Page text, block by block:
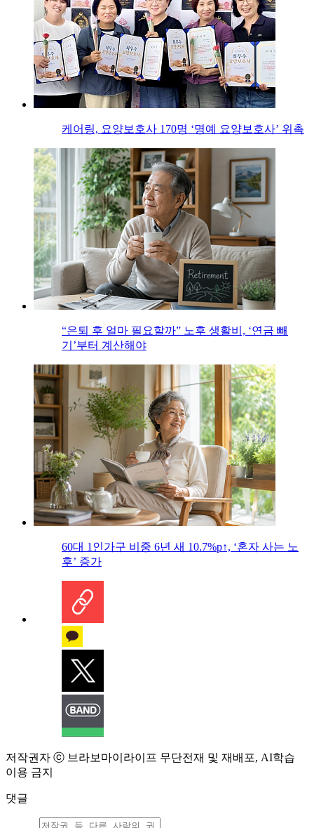
케어링, 요양보호사 170명 ‘명예 요양보호사’ 위촉
“은퇴 후 얼마 필요할까” 노후 생활비, ‘연금 빼
기’부터 계산해야
60대 1인가구 비중 6년 새 10.7%p↑, ‘혼자 사는 노
후’ 증가
저작권자 ⓒ 브라보마이라이프 무단전재 및 재배포, AI학습
이용 금지
댓글